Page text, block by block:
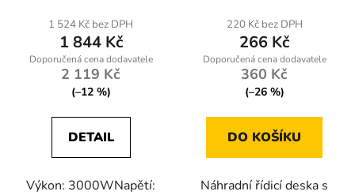
1 524 Kč bez DPH
1 844 Kč
2 119 Kč
(–12 %)
DETAIL
Výkon: 3000WNapětí:
220 Kč bez DPH
266 Kč
360 Kč
(–26 %)
DO KOŠÍKU
Náhradní řídicí deska s